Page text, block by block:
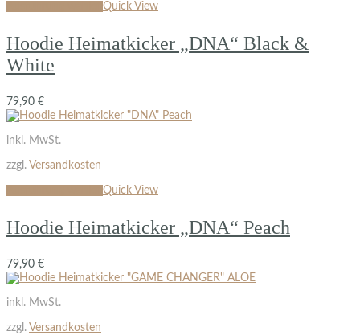
Quick View
Hoodie Heimatkicker „DNA“ Black &
White
79,90 €
inkl. MwSt.
zzgl. Versandkosten
Quick View
Hoodie Heimatkicker „DNA“ Peach
79,90 €
inkl. MwSt.
zzgl. Versandkosten